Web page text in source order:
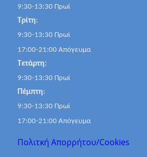
9:30-13:30 Πρωί
Τρίτη:
9:30-13:30 Πρωί
17:00-21:00 Απόγευμα
Τετάρτη:
9:30-13:30 Πρωί
Πέμπτη:
9:30-13:30 Πρωί
17:00-21:00 Απόγευμα
Πολιτκή Απορρήτου/Cookies